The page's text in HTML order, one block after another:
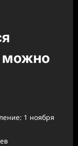
можно
1 ноября